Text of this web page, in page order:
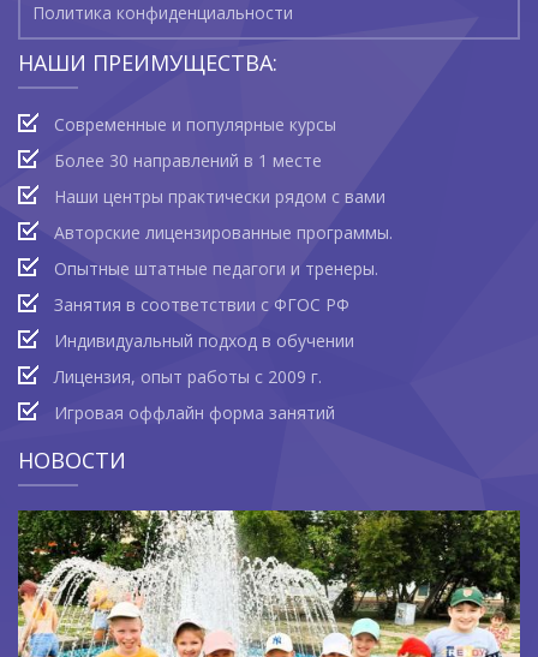
Политика конфиденциальности
НАШИ ПРЕИМУЩЕСТВА:
Современные и популярные курсы
Более 30 направлений в 1 месте
Наши центры практически рядом с вами
Авторские лицензированные программы.
Опытные штатные педагоги и тренеры.
Занятия в соответствии с ФГОС РФ
Индивидуальный подход в обучении
Лицензия, опыт работы с 2009 г.
Игровая оффлайн форма занятий
НОВОСТИ